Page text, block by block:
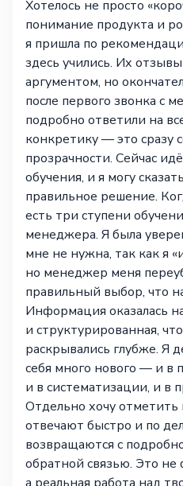
Хотелось не просто
понимание продукта и
я пришла по
здесь учились. Их
аргументом, но
после первого звонка с
подробно ответили на
конкретику — это сразу
прозрачности. Сейчас
обучения, и я могу
правильное решение.
есть три ступени
менеджера. Я была
мне не нужна, так как я
но менеджер меня
правильный выбор, что
Информация оказалась
и структурированная,
раскрывались глубже. Я
себя много нового — и в
и в систематизации, и в
Отдельно хочу отметить
отвечают быстро и по
возвращаются с
обратной связью. Это не
а реальная работа над